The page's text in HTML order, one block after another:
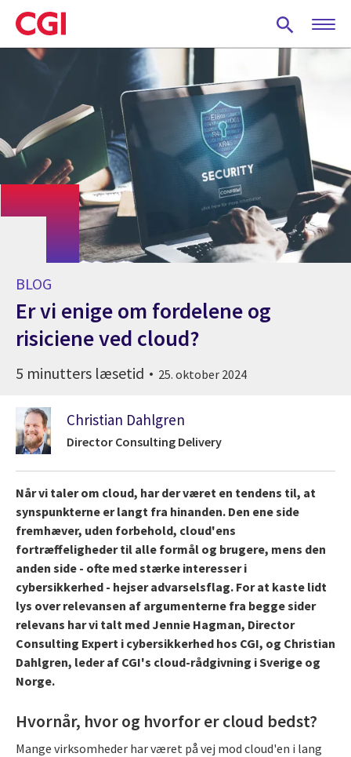
Skip
to
main
content
BLOG
Er vi enige om fordelene og
risiciene ved cloud?
5 minutters læsetid 25. oktober 2024
Christian Dahlgren
Director Consulting Delivery
Når vi taler om cloud, har der været en tendens til, at
synspunkterne er langt fra hinanden. Den ene side
fremhæver, uden forbehold, cloud'ens
fortræffeligheder til alle formål og brugere, mens den
anden side - ofte med stærke interesser i
cybersikkerhed - hejser advarselsflag. For at kaste lidt
lys over relevansen af argumenterne fra begge sider
relevans har vi talt med Jennie Hagman, Director
Consulting Expert i cybersikkerhed hos CGI, og Christian
Dahlgren, leder af CGI's cloud-rådgivning i Sverige og
Norge.
Hvornår, hvor og hvorfor er cloud bedst?
Mange virksomheder har været på vej mod cloud'en i lang